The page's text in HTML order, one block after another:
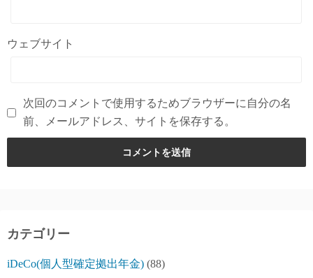
ウェブサイト
次回のコメントで使用するためブラウザーに自分の名
前、メールアドレス、サイトを保存する。
カテゴリー
iDeCo(個人型確定拠出年金) (88)